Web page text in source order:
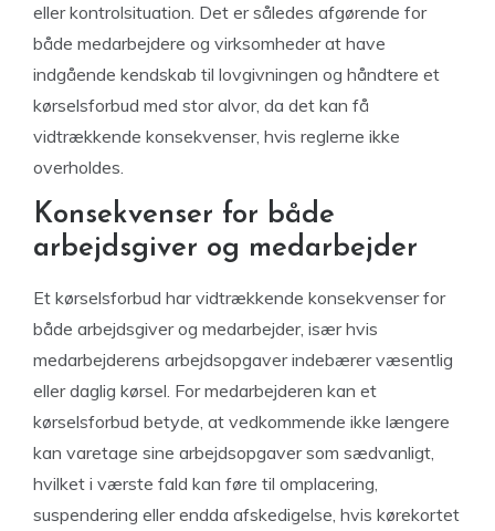
eller kontrolsituation. Det er således afgørende for
både medarbejdere og virksomheder at have
indgående kendskab til lovgivningen og håndtere et
kørselsforbud med stor alvor, da det kan få
vidtrækkende konsekvenser, hvis reglerne ikke
overholdes.
Konsekvenser for både
arbejdsgiver og medarbejder
Et kørselsforbud har vidtrækkende konsekvenser for
både arbejdsgiver og medarbejder, især hvis
medarbejderens arbejdsopgaver indebærer væsentlig
eller daglig kørsel. For medarbejderen kan et
kørselsforbud betyde, at vedkommende ikke længere
kan varetage sine arbejdsopgaver som sædvanligt,
hvilket i værste fald kan føre til omplacering,
suspendering eller endda afskedigelse, hvis kørekortet